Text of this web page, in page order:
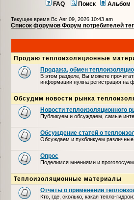
FAQ Поиск Альбом
Текущее время Вс Авг 09, 2026 10:43 am
Список форумов Форум потребителей
Продаю теплоизоляционные
Продажа, обмен
В этом разделе, Вы можете
информации нужна регистрация на
Обсудим новости рынка
Новости теплоизоляционного
Публикуем и обсуждаем, самые
Обсуждение статей о
Обсуждаем и пукбликуем различные
Опрос
Поделимся мнениями и проголосуем
Теплоизоляционные материалы
Отчеты о применении
Кто, где, сколько, какая тепло-